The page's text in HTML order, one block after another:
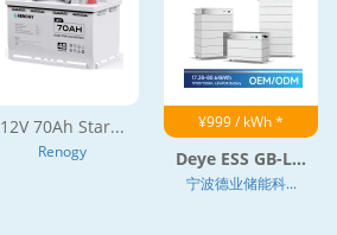
12V 70Ah Star...
Renogy
¥999 / kWh *
Deye ESS GB-L...
宁波德业储能科...